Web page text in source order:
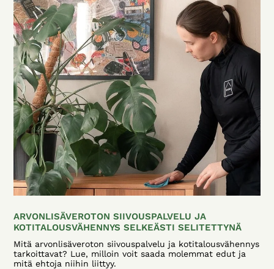
ARVONLISÄVEROTON SIIVOUSPALVELU JA
KOTITALOUSVÄHENNYS SELKEÄSTI SELITETTYNÄ
Mitä arvonlisäveroton siivouspalvelu ja kotitalousvähennys
tarkoittavat? Lue, milloin voit saada molemmat edut ja
mitä ehtoja niihin liittyy.